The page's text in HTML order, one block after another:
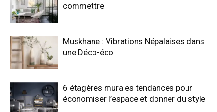
commettre
Muskhane : Vibrations Népalaises dans
une Déco-éco
6 étagères murales tendances pour
économiser l’espace et donner du style